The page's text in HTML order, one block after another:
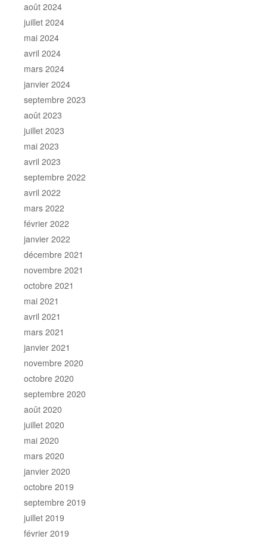
août 2024
juillet 2024
mai 2024
avril 2024
mars 2024
janvier 2024
septembre 2023
août 2023
juillet 2023
mai 2023
avril 2023
septembre 2022
avril 2022
mars 2022
février 2022
janvier 2022
décembre 2021
novembre 2021
octobre 2021
mai 2021
avril 2021
mars 2021
janvier 2021
novembre 2020
octobre 2020
septembre 2020
août 2020
juillet 2020
mai 2020
mars 2020
janvier 2020
octobre 2019
septembre 2019
juillet 2019
février 2019